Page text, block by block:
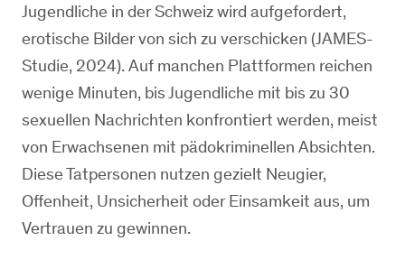
Jugendliche in der Schweiz wird aufgefordert,
erotische Bilder von sich zu verschicken (JAMES-
Studie, 2024). Auf manchen Plattformen reichen
wenige Minuten, bis Jugendliche mit bis zu 30
sexuellen Nachrichten konfrontiert werden, meist
von Erwachsenen mit pädokriminellen Absichten.
Diese Tatpersonen nutzen gezielt Neugier,
Offenheit, Unsicherheit oder Einsamkeit aus, um
Vertrauen zu gewinnen.